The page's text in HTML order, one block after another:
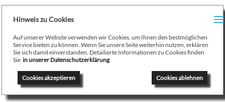
Hinweis zu Cookies
Auf unserer Website verwenden wir Cookies, um Ihnen den bestmöglichen
Service bieten zu können. Wenn Sie unsere Seite weiterhin nutzen, erklären
Sie sich damit einverstanden. Detailierte Informationen zu Cookies finden
Sie in unserer Datenschutzerklärung
Cookies ablehnen
Cookies akzeptieren
August Stamminger
Beratung - Planung - Ausführung - Wartung - Reparatur
Ofenbau Kaminbau Gaskamine Kachelofen Heizkamine